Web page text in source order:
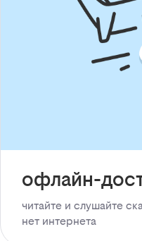
офлайн-
читайте и слушайте
нет интернета